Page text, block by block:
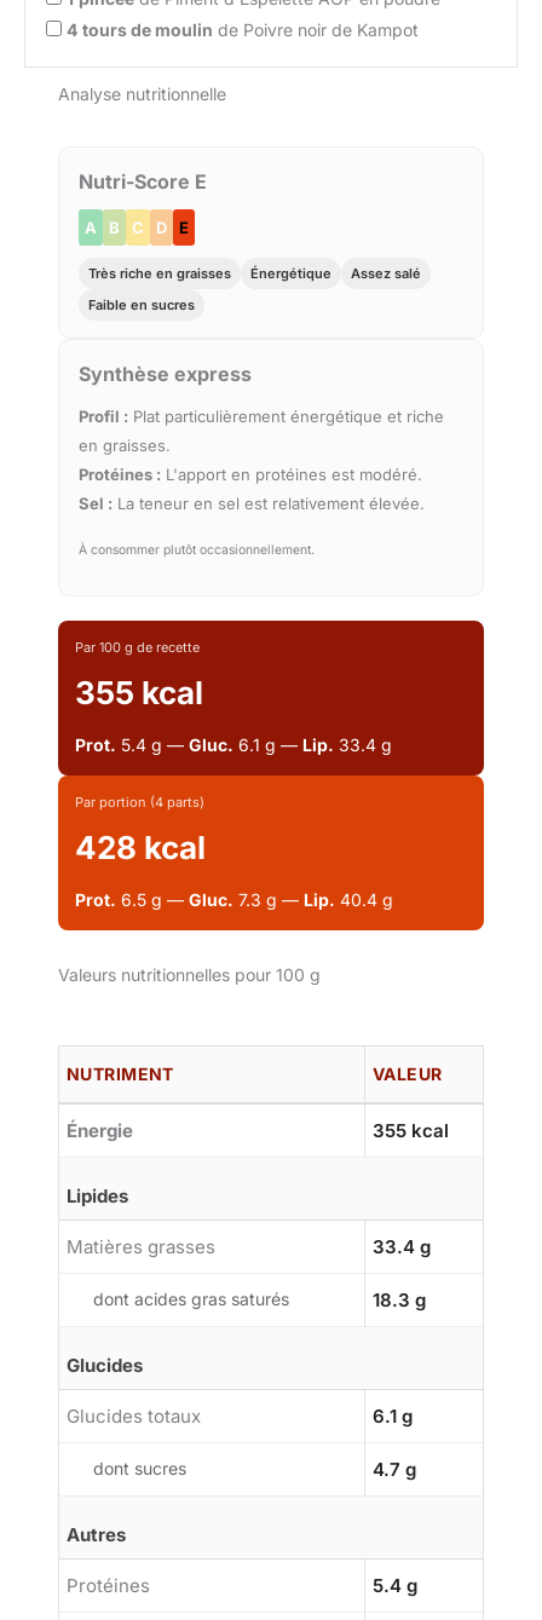
4 tours de moulin de Poivre noir de Kampot
Analyse nutritionnelle
Nutri-Score E
A B C D E
Très riche en graisses Énergétique
Assez salé
Faible en sucres
Synthèse express
Profil : Plat particulièrement énergétique et riche
en graisses.
Protéines : L'apport en protéines est modéré.
Sel : La teneur en sel est relativement élevée.
À consommer plutôt occasionnellement.
Par 100 g de recette
355 kcal
Prot. 5.4 g — Gluc. 6.1 g — Lip. 33.4 g
Par portion (4 parts)
428 kcal
Prot. 6.5 g — Gluc. 7.3 g — Lip. 40.4 g
Valeurs nutritionnelles pour 100 g
NUTRIMENT VALEUR
Énergie 355 kcal
Lipides
Matières grasses 33.4 g
dont acides gras saturés 18.3 g
Glucides
Glucides totaux 6.1 g
dont sucres 4.7 g
Autres
Protéines 5.4 g